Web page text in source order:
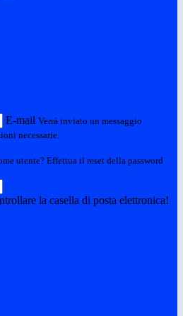
E-mail Verrà inviato un messaggio
necessarie.
utente? Effettua il reset della password
la casella di posta elettronica!